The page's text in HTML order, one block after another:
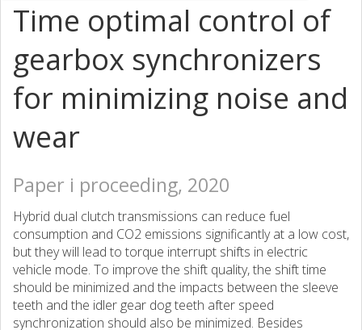
Time optimal control of
gearbox synchronizers
for minimizing noise and
wear
Paper i proceeding, 2020
Hybrid dual clutch transmissions can reduce fuel
consumption and CO2 emissions significantly at a low cost,
but they will lead to torque interrupt shifts in electric
vehicle mode. To improve the shift quality, the shift time
should be minimized and the impacts between the sleeve
teeth and the idler gear dog teeth after speed
synchronization should also be minimized. Besides